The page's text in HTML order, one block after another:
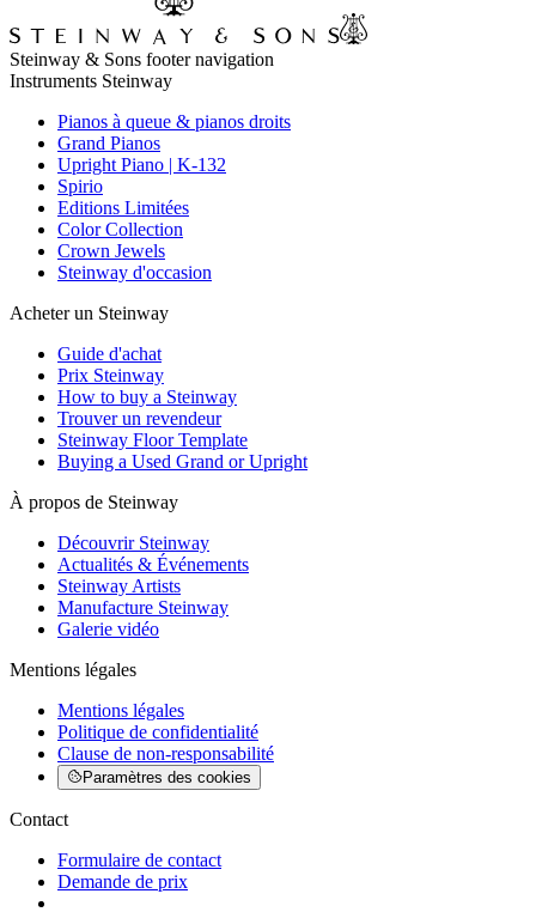
Steinway & Sons footer navigation
Instruments Steinway
Pianos à queue & pianos droits
Grand Pianos
Upright Piano | K-132
Spirio
Editions Limitées
Color Collection
Crown Jewels
Steinway d'occasion
Acheter un Steinway
Guide d'achat
Prix Steinway
How to buy a Steinway
Trouver un revendeur
Steinway Floor Template
Buying a Used Grand or Upright
À propos de Steinway
Découvrir Steinway
Actualités & Événements
Steinway Artists
Manufacture Steinway
Galerie vidéo
Mentions légales
Mentions légales
Politique de confidentialité
Clause de non-responsabilité
Paramètres des cookies
Contact
Formulaire de contact
Demande de prix